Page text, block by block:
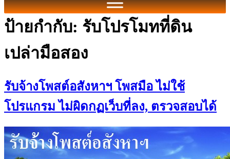
ป้ายกำกับ: รับโปรโมทที่ดิน
เปล่ามือสอง
รับจ้างโพสต์อสังหาฯ โพสมือ ไม่ใช้
โปรแกรม ไม่ผิดกฏเว็บที่ลง, ตรวจสอบได้